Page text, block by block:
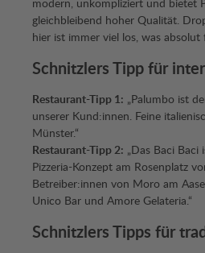
gleichbleibend hoher Qualität.
hier ist immer viel los, was absolut
Schnitzlers Tipp für
Restaurant-Tipp 1: „Palumbo ist
unserer Kund:innen. Feine
Münster.“
Restaurant-Tipp 2: „Das Baci Baci
Pizzeria-Konzept am Rosenplatz
Betreiber:innen von Moro am
Unico Bar und Amore Gelateria.“
Schnitzlers Tipps für